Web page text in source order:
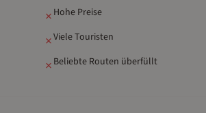
✗ Hohe Preise
✗Viele Touristen
✗ Beliebte Routen überfüllt